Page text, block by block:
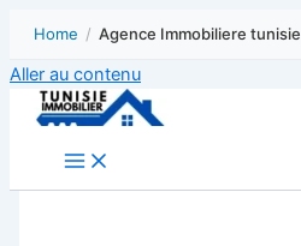
Home / Agence Immobiliere tunisie
Aller au contenu